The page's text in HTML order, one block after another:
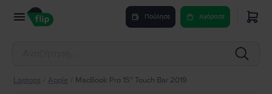
Πούλησε Αγόρασε
Laptops Apple MacBook Pro 15″ Touch Bar 2019